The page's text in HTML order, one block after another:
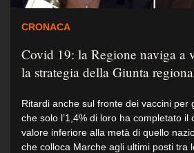
CRONACA
Covid 19: la Regione naviga a
la strategia della Giunta
Ritardi anche sul fronte dei vaccini per
che solo l’1,4% di loro ha completato il
valore inferiore alla metà di quello
che colloca Marche agli ultimi posti tra